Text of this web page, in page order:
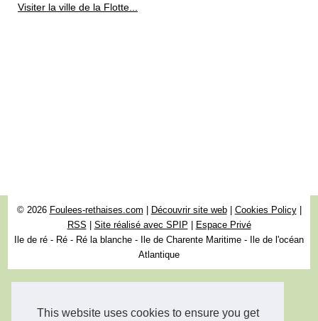
This website uses cookies to ensure you get
Visiter la ville de la Flotte...
© 2026 Foulees-rethaises.com Découvrir site web| Cookies Policy|
RSS
Site réalisé avec SPIP
Espace Privé
Ile de ré - Ré - Ré la blanche - Ile de Charente Maritime - Ile de l'océan
Atlantique